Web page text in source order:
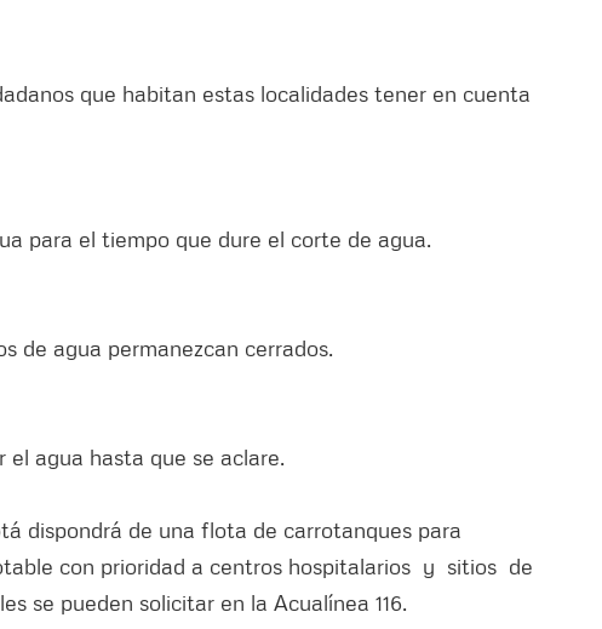
que habitan estas localidades tener en cuenta
para el tiempo que dure el corte de agua.
de agua permanezcan cerrados.
agua hasta que se aclare.
dispondrá de una flota de carrotanques para
con prioridad a centros hospitalarios y sitios de
se pueden solicitar en la Acualínea 116.